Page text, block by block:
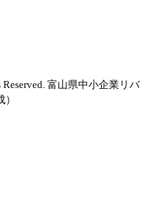
富山県中小企業リバ